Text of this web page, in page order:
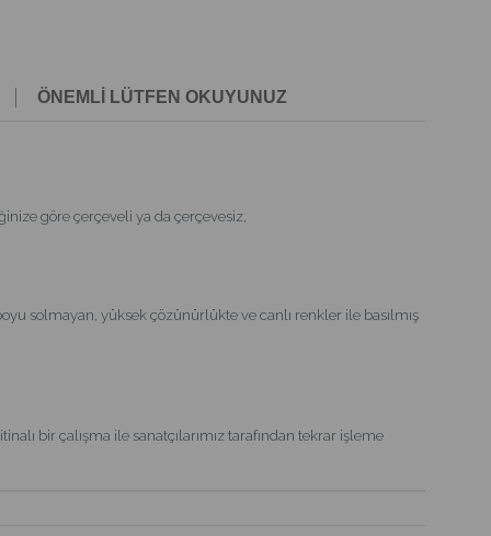
ÖNEMLİ LÜTFEN OKUYUNUZ
göre çerçeveli ya da çerçevesiz,
solmayan, yüksek çözünürlükte ve canlı renkler ile basılmış
bir çalışma ile sanatçılarımız tarafından tekrar işleme